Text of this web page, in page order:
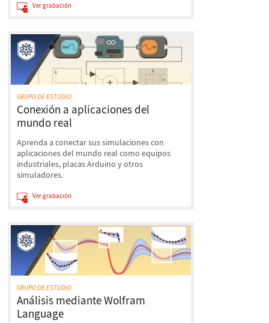
Ver grabación
GRUPO DE ESTUDIO
Conexión a aplicaciones del
mundo real
Aprenda a conectar sus simulaciones con
aplicaciones del mundo real como equipos
industriales, placas Arduino y otros
simuladores.
Ver grabación
GRUPO DE ESTUDIO
Análisis mediante Wolfram
Language